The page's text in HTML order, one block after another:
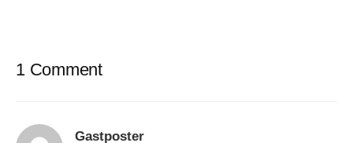
1 Comment
Gastposter